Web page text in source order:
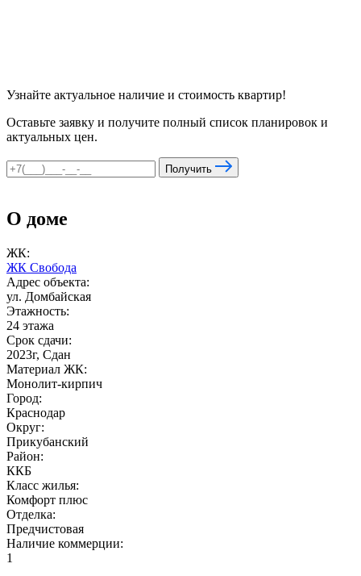
Узнайте актуальное наличие и стоимость квартир!
Оставьте заявку и получите полный список планировок и
актуальных цен.
Получить
О доме
ЖК:
ЖК Свобода
Адрес объекта:
ул. Домбайская
Этажность:
24 этажа
Срок сдачи:
2023г, Сдан
Материал ЖК:
Монолит-кирпич
Город:
Краснодар
Округ:
Прикубанский
Район:
ККБ
Класс жилья:
Комфорт плюс
Отделка:
Предчистовая
Наличие коммерции:
1